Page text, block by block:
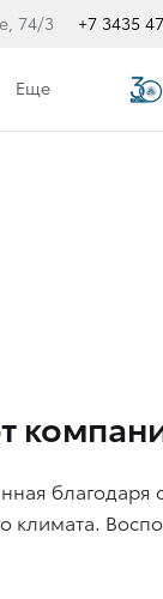
74/3 +7 3435
Еще